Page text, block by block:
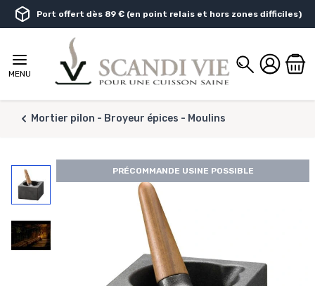
Aller au contenu
Port offert dès 89 € (en point relais et hors zones difficiles)
MENU
Chercher
Mortier pilon - Broyeur épices - Moulins
PRÉCOMMANDE USINE POSSIBLE